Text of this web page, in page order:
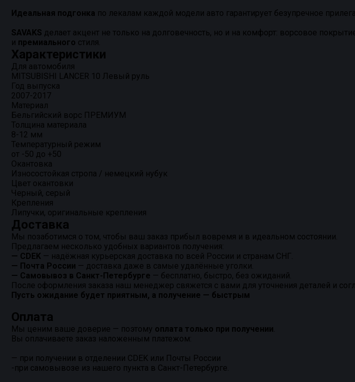
Идеальная подгонка по лекалам каждой модели авто гарантирует безупречное
SAVAKS делает акцент не только на долговечность, но и на комфорт: ворсовое
и премиального стиля.
Характеристики
Для автомобиля
MITSUBISHI LANCER 10 Левый руль
Год выпуска
2007-2017
Материал
Бельгийский ворс ПРЕМИУМ
Толщина материала
8-12 мм
Температурный режим
от -50 до +50
Окантовка
Износостойкая стропа / немецкий нубук
Цвет окантовки
Черный, серый
Крепления
Липучки, оригинальные крепления
Доставка
Мы позаботимся о том, чтобы ваш заказ прибыл вовремя и в идеальном состоянии.
Предлагаем несколько удобных вариантов получения:
— CDEK — надёжная курьерская доставка по всей России и странам СНГ.
— Почта России — доставка даже в самые удалённые уголки.
— Самовывоз в Санкт-Петербурге — бесплатно, быстро, без ожиданий.
После оформления заказа наш менеджер свяжется с вами для уточнения деталей и
Пусть ожидание будет приятным, а получение — быстрым
Оплата
Мы ценим ваше доверие — поэтому оплата только при получении.
Вы оплачиваете заказ наложенным платежом:
— при получении в отделении CDEK или Почты России
-при самовывозе из нашего пункта в Санкт-Петербурге.